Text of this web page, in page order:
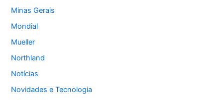
Minas Gerais
Mondial
Mueller
Northland
Notícias
Novidades e Tecnologia